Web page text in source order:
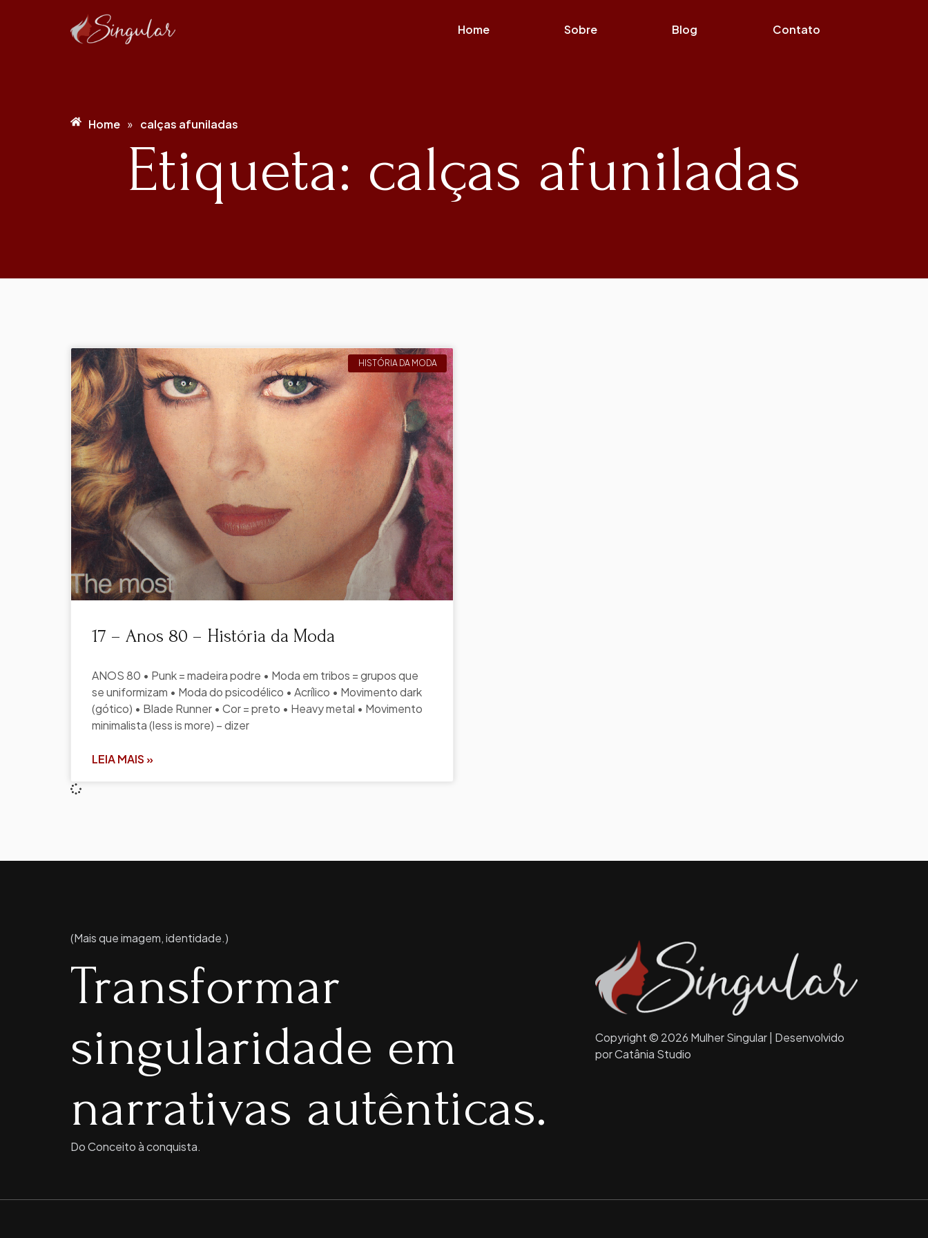
Home Sobre Blog Contato
Home » calças afuniladas
Etiqueta: calças afuniladas
HISTÓRIA DA MODA
17 – Anos 80 – História da Moda
ANOS 80 • Punk = madeira podre • Moda em tribos = grupos que
se uniformizam • Moda do psicodélico • Acrílico • Movimento dark
(gótico) • Blade Runner • Cor = preto • Heavy metal • Movimento
minimalista (less is more) – dizer
LEIA MAIS »
(Mais que imagem, identidade.)
Transformar
singularidade em
narrativas autênticas.
Do Conceito à conquista.
Copyright © 2026 Mulher Singular | Desenvolvido
por Catânia Studio